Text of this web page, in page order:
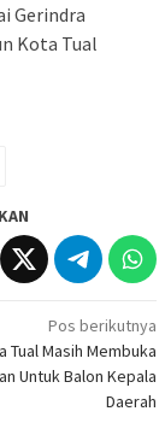
Gerindra
Kota Tual
Pos berikutnya
Tual Masih Membuka
Untuk Balon Kepala
Daerah